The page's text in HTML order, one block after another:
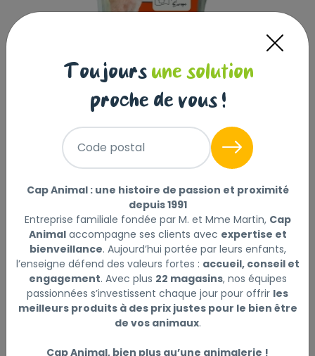
BISCUITS MIX POUR CHIOT 400 G
BUBIMEX|Réf : 4250078906988
BISCUITS MIX POUR CHIOT 400 GLire la suite
Ce produit n'est plus disponible
Toujours une solution
proche de vous !
Code postal
Cap Animal : une histoire de passion et proximité
depuis 1991
Entreprise familiale fondée par M. et Mme Martin, Cap
Animalaccompagne ses clients avec expertise et
bienveillance. Aujourd’hui portée par leurs enfants,
l’enseigne défend des valeurs fortes : accueil, conseil et
engagement. Avec plus 22 magasins, nos équipes
passionnées s’investissent chaque jour pour offrir les
meilleurs produits à des prix justes pour le bien être
de vos animaux.
Cap Animal, bien plus qu’une animalerie !